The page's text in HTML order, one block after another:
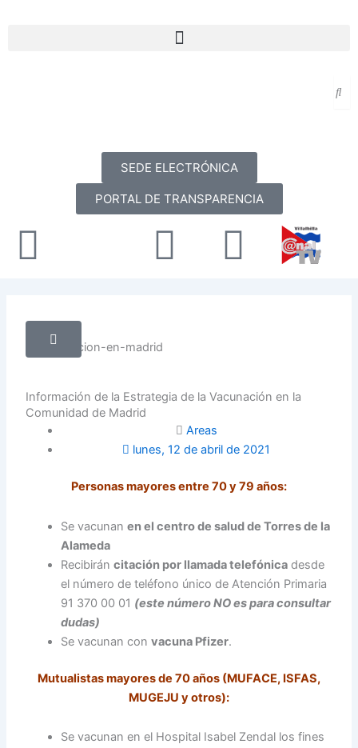
Menu
SEDE ELECTRÓNICA
PORTAL DE TRANSPARENCIA
FacebookYoutube
Información de la Estrategia de la Vacunación en la
Comunidad de Madrid
Areas
lunes, 12 de abril de 2021
Personas mayores entre 70 y 79 años:
Se vacunanen el centro de salud de Torres de la
Alameda
Recibiráncitación por llamada telefónica desde
el número de teléfono único de Atención Primaria
91 370 00 01 (este número NO es para consultar
dudas)
Se vacunan convacuna Pfizer.
Mutualistas mayores de 70 años (MUFACE, ISFAS,
MUGEJU y otros):
Se vacunan en el Hospital Isabel Zendal los fines